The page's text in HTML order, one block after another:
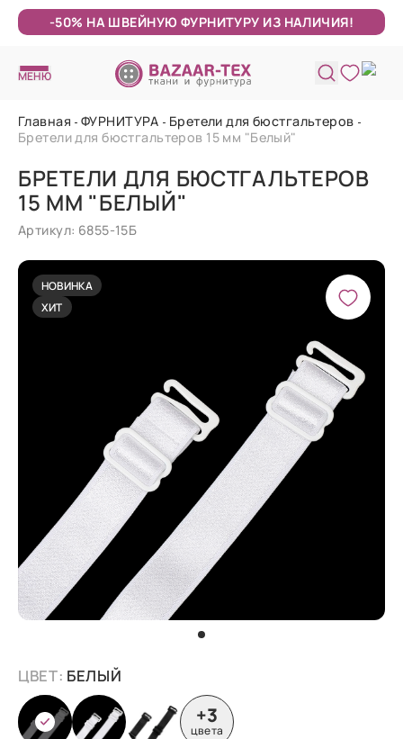
-50% НА ШВЕЙНУЮ ФУРНИТУРУ ИЗ НАЛИЧИЯ!
МЕНЮ
Главная ФУРНИТУРА
Бретели для бюстгальтеров
Бретели для бюстгальтеров 15 мм "Белый"
БРЕТЕЛИ ДЛЯ БЮСТГАЛЬТЕРОВ
15 ММ "БЕЛЫЙ"
Артикул: 6855-15Б
НОВИНКА
ХИТ
ЦВЕТ: БЕЛЫЙ
+3
цвета